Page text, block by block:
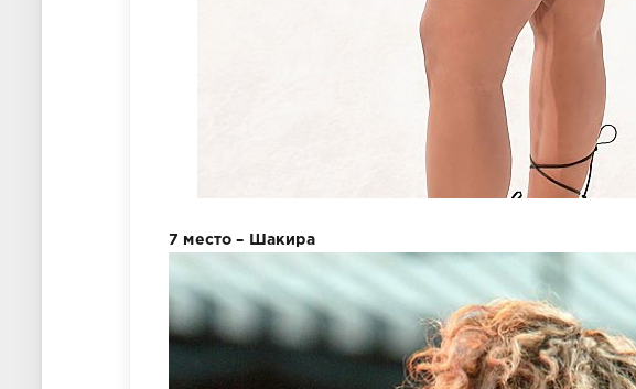
7 место – Шакира